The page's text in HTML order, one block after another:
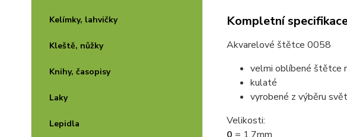
Kelímky, lahvičky
Kleště, nůžky
Knihy, časopisy
Laky
Lepidla
Kompletní
Akvarelové štětce 0058
velmi oblíbené štětce
kulaté
vyrobené z výběru
Velikosti: